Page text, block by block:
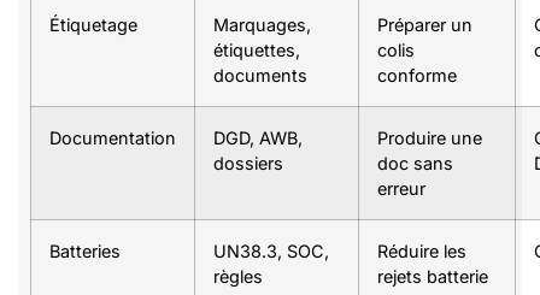
Étiquetage
Marquages,
étiquettes,
documents
Préparer un
colis
conforme
Documentation
DGD, AWB,
dossiers
Produire une
doc sans
erreur
Batteries
UN38.3, SOC,
règles
Réduire les
rejets batterie